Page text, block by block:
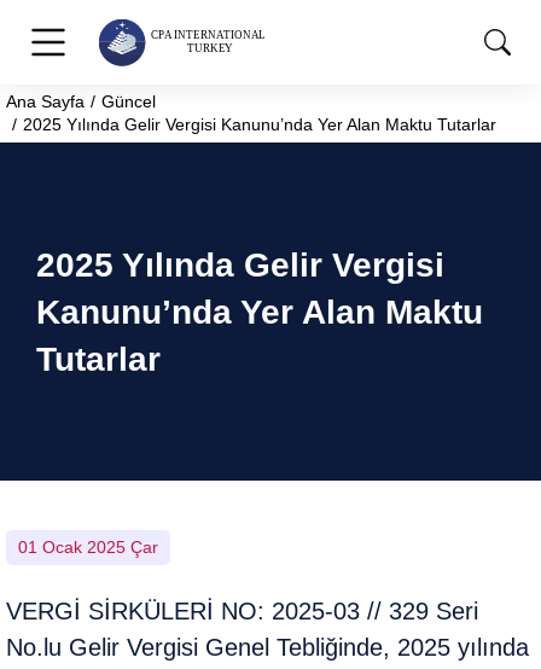
You are here:
Ana Sayfa
Güncel
2025 Yılında Gelir Vergisi Kanunu’nda Yer Alan Maktu Tutarlar
2025 Yılında Gelir Vergisi
Kanunu’nda Yer Alan Maktu
Tutarlar
01 Ocak 2025 Çar
VERGİ SİRKÜLERİ NO: 2025-03 // 329 Seri
No.lu Gelir Vergisi Genel Tebliğinde, 2025 yılında